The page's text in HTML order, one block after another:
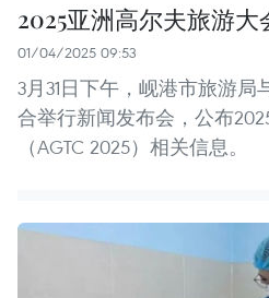
2025亚洲高尔夫旅游
01/04/2025 09:53
3月31日下午，岘港市旅游
合举行新闻发布会，公布
（AGTC 2025）相关信息。